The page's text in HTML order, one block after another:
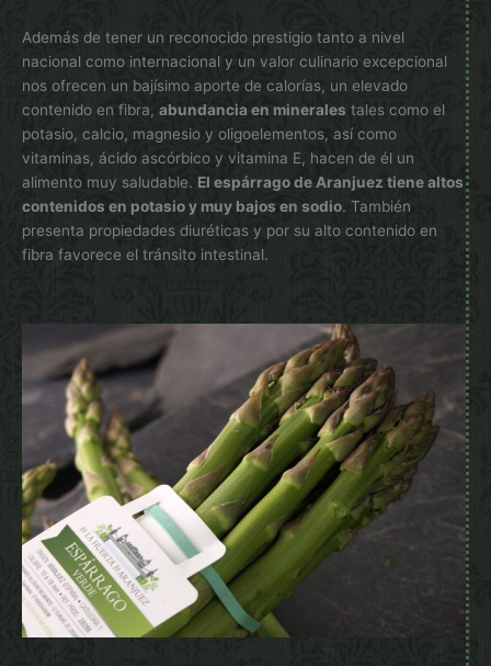
Además de tener un reconocido prestigio tanto a nivel
nacional como internacional y un valor culinario excepcional
nos ofrecen un bajísimo aporte de calorías, un elevado
contenido en fibra, abundancia en minerales tales como el
potasio, calcio, magnesio y oligoelementos, así como
vitaminas, ácido ascórbico y vitamina E, hacen de él un
alimento muy saludable. El espárrago de Aranjuez tiene altos
contenidos en potasio y muy bajos en sodio. También
presenta propiedades diuréticas y por su alto contenido en
fibra favorece el tránsito intestinal.